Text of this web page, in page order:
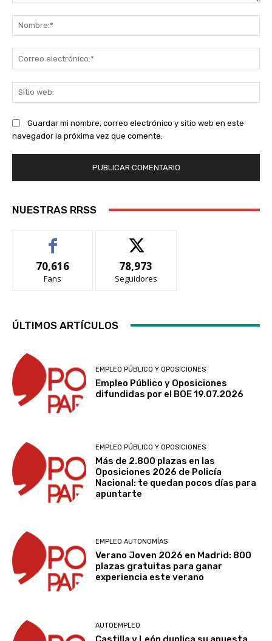
Guardar mi nombre, correo electrónico y sitio web en este
navegador la próxima vez que comente.
NUESTRAS RRSS
70,616
Fans
78,973
Seguidores
ÚLTIMOS ARTÍCULOS
EMPLEO PÚBLICO Y OPOSICIONES
Empleo Público y Oposiciones
difundidas por el BOE 19.07.2026
EMPLEO PÚBLICO Y OPOSICIONES
Más de 2.800 plazas en las
Oposiciones 2026 de Policía
Nacional: te quedan pocos días para
apuntarte
EMPLEO AUTONOMÍAS
Verano Joven 2026 en Madrid: 800
plazas gratuitas para ganar
experiencia este verano
AUTOEMPLEO